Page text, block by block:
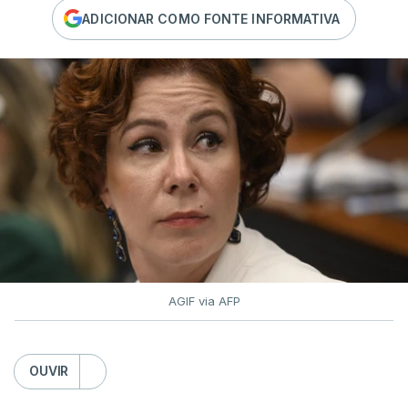
ADICIONAR COMO FONTE INFORMATIVA
AGIF via AFP
OUVIR